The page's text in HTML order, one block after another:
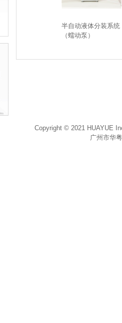
半自动液体分装系统
（蠕动泵）
Copyright © 2021 HUAYUE
广州市华